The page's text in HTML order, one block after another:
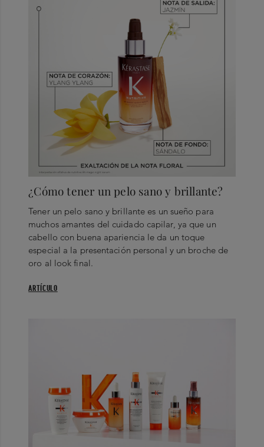
¿Cómo tener un pelo sano y brillante?
Tener un pelo sano y brillante es un sueño para
muchos amantes del cuidado capilar, ya que un
cabello con buena apariencia le da un toque
especial a la presentación personal y un broche de
oro al look final.
ARTÍCULO